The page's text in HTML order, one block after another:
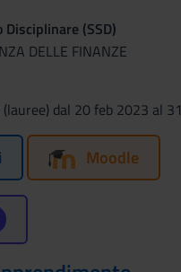
(SSD)
DELLE FINANZE
dal 20 feb 2023 al
Moodle